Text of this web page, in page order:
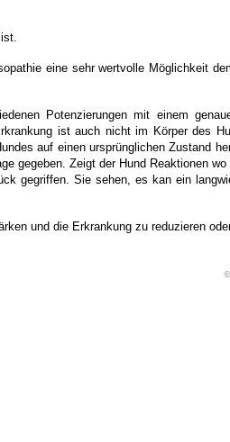
eine sehr wertvolle Möglichkeit
Potenzierungen mit einem
ist auch nicht im Körper des
auf einen ursprünglichen Zustand
gegeben. Zeigt der Hund Reaktionen
gegriffen. Sie sehen, es kan ein
und die Erkrankung zu reduzieren
©